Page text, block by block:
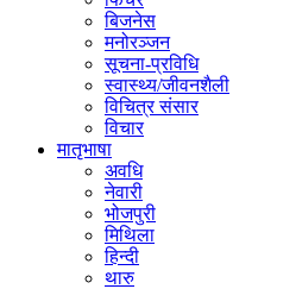
बिजनेस
मनोरञ्जन
सूचना-प्रविधि
स्वास्थ्य/जीवनशैली
विचित्र संसार
विचार
मातृभाषा
अवधि
नेवारी
भोजपुरी
मिथिला
हिन्दी
थारु